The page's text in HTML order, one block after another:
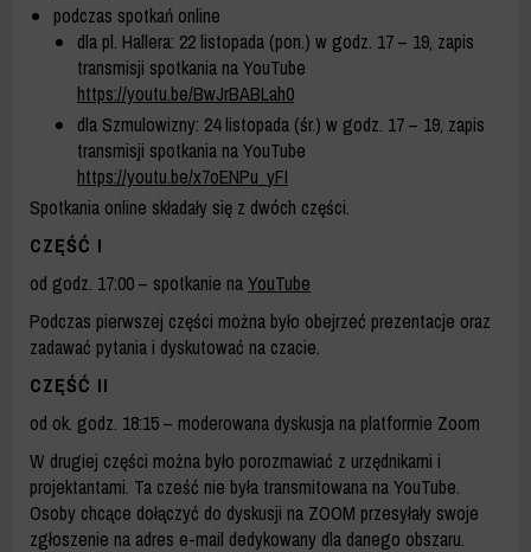
podczas spotkań online
dla pl. Hallera: 22 listopada (pon.) w godz. 17 – 19, zapis
transmisji spotkania na YouTube
https://youtu.be/BwJrBABLah0
dla Szmulowizny: 24 listopada (śr.) w godz. 17 – 19, zapis
transmisji spotkania na YouTube
https://youtu.be/x7oENPu_yFI
Spotkania online składały się z dwóch części.
CZĘŚĆ I
od godz. 17:00 – spotkanie naYouTube
Podczas pierwszej części można było obejrzeć prezentacje oraz
zadawać pytania i dyskutować na czacie.
CZĘŚĆ II
od ok. godz. 18:15 – moderowana dyskusja na platformie Zoom
W drugiej części można było porozmawiać z urzędnikami i
projektantami. Ta cześć nie była transmitowana na YouTube.
Osoby chcące dołączyć do dyskusji na ZOOM przesyłały swoje
zgłoszenie na adres e-mail dedykowany dla danego obszaru.